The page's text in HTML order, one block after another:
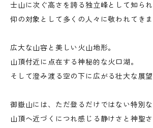
士山に次ぐ高さを誇る独立峰として知ら
仰の対象として多くの人々に敬われてきま
広大な山容と美しい火山地形。
山頂付近に点在する神秘的な火口湖。
そして澄み渡る空の下に広がる壮大な展望
御嶽山には、ただ登るだけではない特別な
山頂へ近づくにつれ感じる静けさと神聖